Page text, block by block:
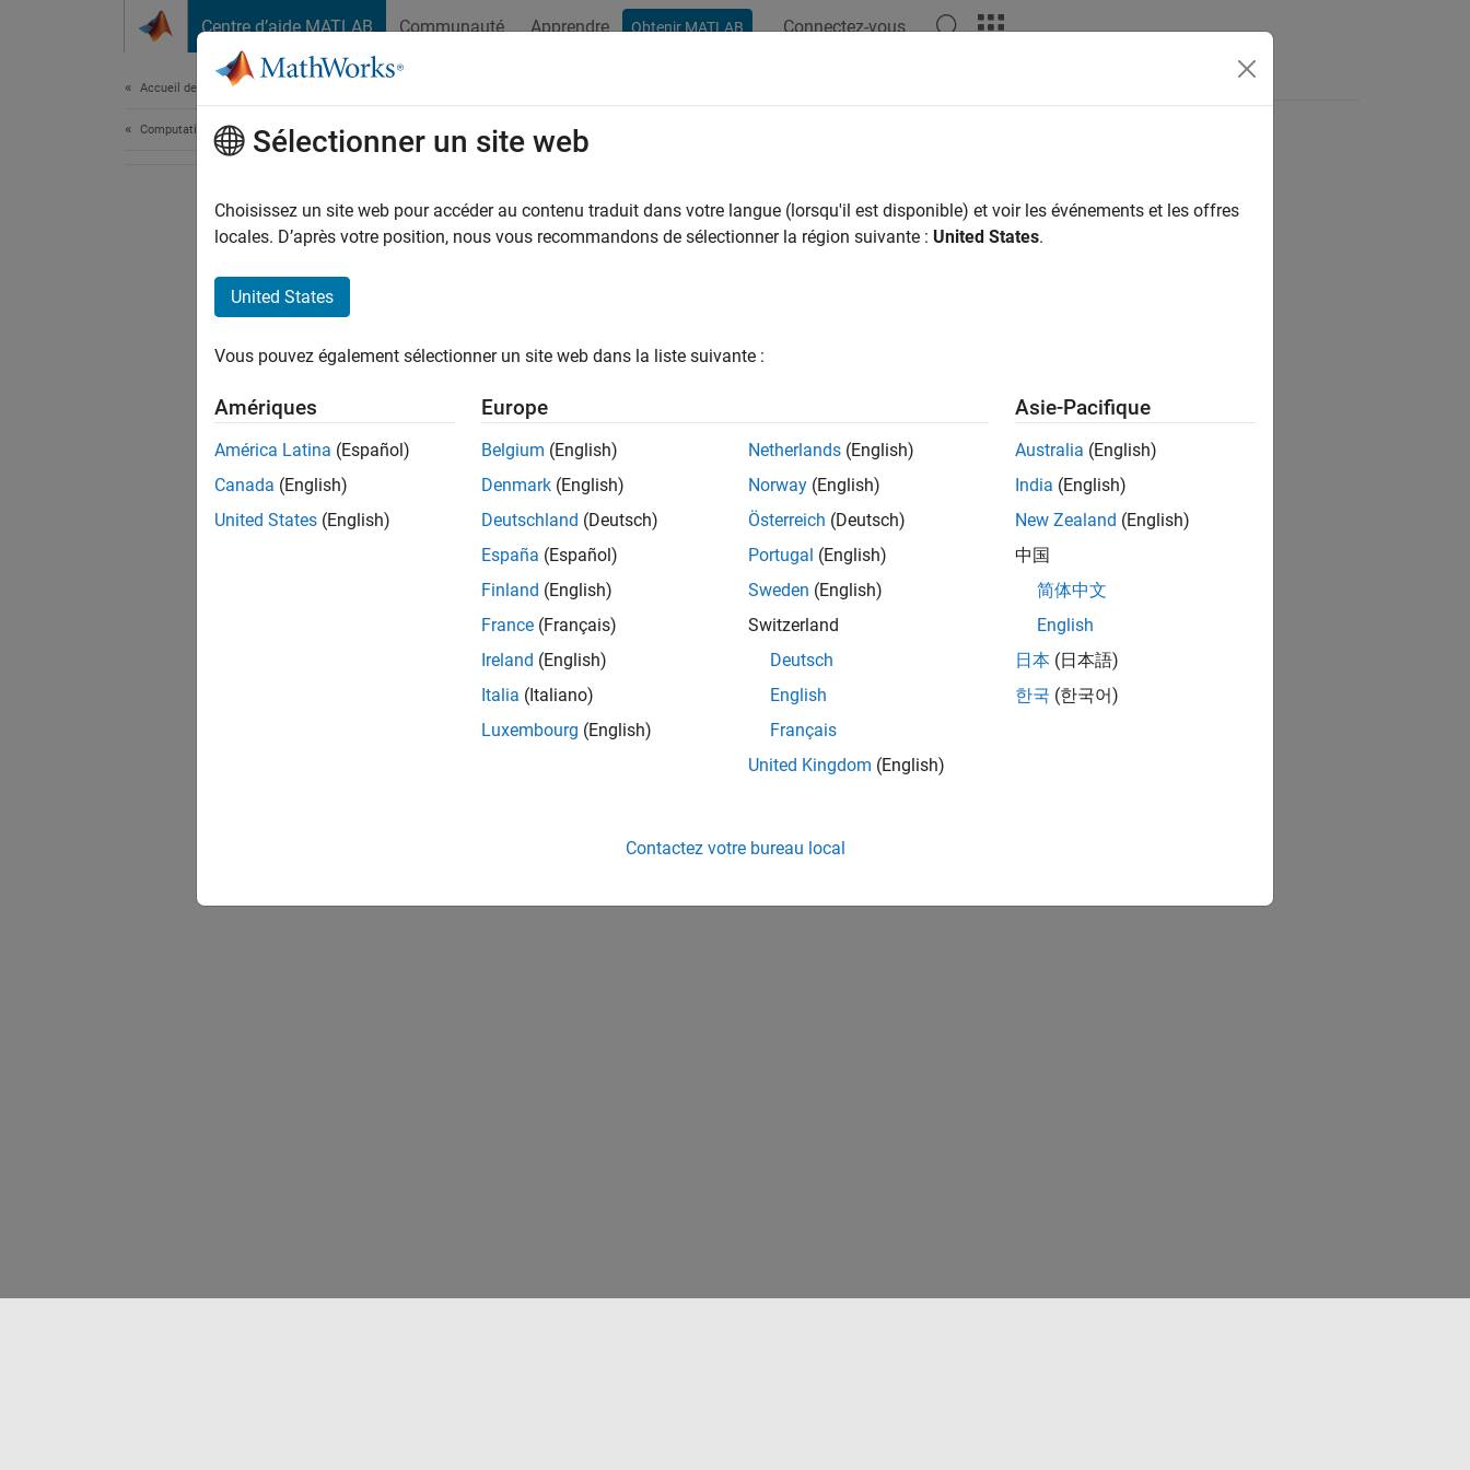
Centre d’aide MATLAB Communauté Apprendre Obtenir MATLAB Connectez-vous
Accueil de la documentation
Computational Finance
How useful was this information?
Sélectionner un site web
Choisissez un site web pour accéder au contenu traduit dans votre langue (lorsqu'il est disponible) et voir les événements et les offres
locales. D’après votre position, nous vous recommandons de sélectionner la région suivante : United States.
United States
Vous pouvez également sélectionner un site web dans la liste suivante :
Amériques
América Latina (Español)
Canada (English)
United States (English)
Europe
Belgium (English)
Denmark (English)
Deutschland (Deutsch)
España (Español)
Finland (English)
France (Français)
Ireland (English)
Italia (Italiano)
Luxembourg (English)
Netherlands (English)
Norway (English)
Österreich (Deutsch)
Portugal (English)
Sweden (English)
Switzerland
Deutsch
English
Français
United Kingdom (English)
Asie-Pacifique
Australia (English)
India (English)
New Zealand (English)
中国
简体中文
English
日本 (日本語)
한국 (한국어)
Contactez votre bureau local